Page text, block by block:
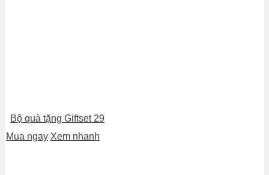
Bộ quà tặng Giftset 29
Mua ngay Xem nhanh